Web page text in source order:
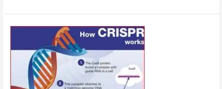
జెనెటిక్‍
టెక్నాలజీ…!!